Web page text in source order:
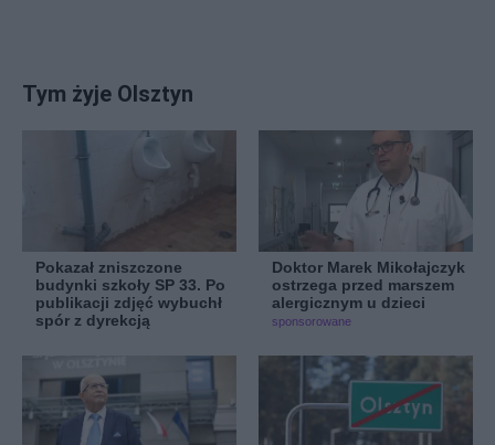
Tym żyje Olsztyn
Pokazał zniszczone
budynki szkoły SP 33. Po
publikacji zdjęć wybuchł
spór z dyrekcją
Doktor Marek Mikołajczyk
ostrzega przed marszem
alergicznym u dzieci
sponsorowane